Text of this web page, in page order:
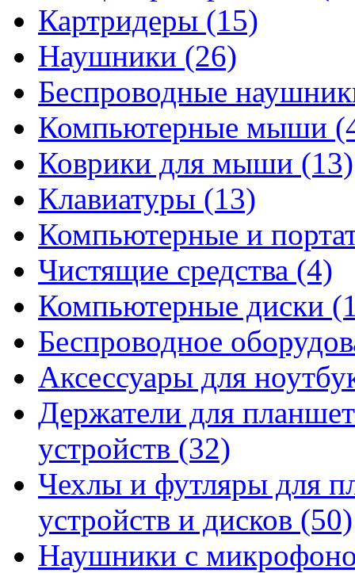
Картридеры (15)
Наушники (26)
Беспроводные
Компьютерные мыши
Коврики для мыши (13)
Клавиатуры (13)
Компьютерные и
Чистящие средства (4)
Компьютерные диски
Беспроводное
Аксессуары для
Держатели для
устройств (32)
Чехлы и футляры для
устройств и дисков (50)
Наушники с